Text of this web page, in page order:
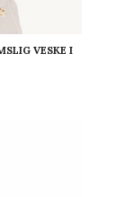
VESKE I